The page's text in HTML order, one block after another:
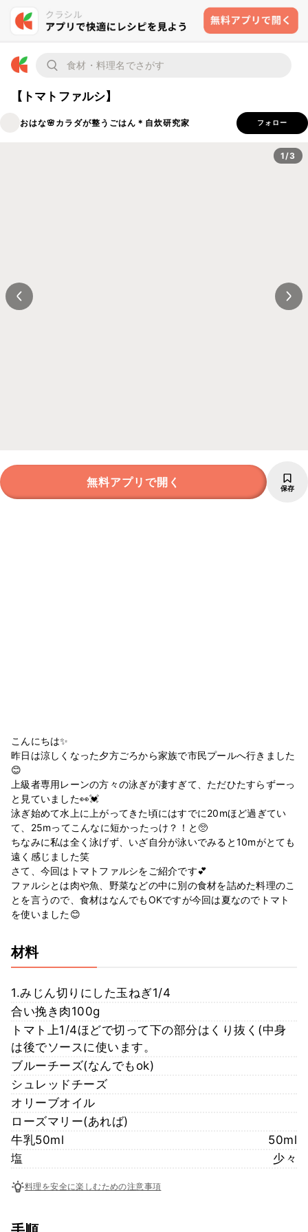
【トマトファルシ】
おはな🌸カラダが整うごはん＊自炊研究家 フォロー
1/3
無料アプリで開く 保存
こんにちは✨
昨日は涼しくなった夕方ごろから家族で市民プールへ行きました
😊
上級者専用レーンの方々の泳ぎが凄すぎて、ただひたすらずーっ
と見ていました👀💓
泳ぎ始めて水上に上がってきた頃にはすでに20mほど過ぎてい
て、25mってこんなに短かったっけ？！と🥺
ちなみに私は全く泳げず、いざ自分が泳いでみると10mがとても
遠く感じました笑
さて、今回はトマトファルシをご紹介です💕
ファルシとは肉や魚、野菜などの中に別の食材を詰めた料理のこ
とを言うので、食材はなんでもOKですが今回は夏なのでトマト
を使いました😊
材料
1.みじん切りにした玉ねぎ1/4
合い挽き肉100g
トマト上1/4ほどで切って下の部分はくり抜く(中身
は後でソースに使います。
ブルーチーズ(なんでもok)
シュレッドチーズ
オリーブオイル
ローズマリー(あれば)
牛乳50ml
50ml
塩
少々
料理を安全に楽しむための注意事項